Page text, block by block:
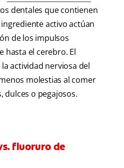
dentales que contienen
activo actúan
de los impulsos
hasta el cerebro. El
actividad nerviosa del
molestias al comer
dulces o pegajosos.
fluoruro de